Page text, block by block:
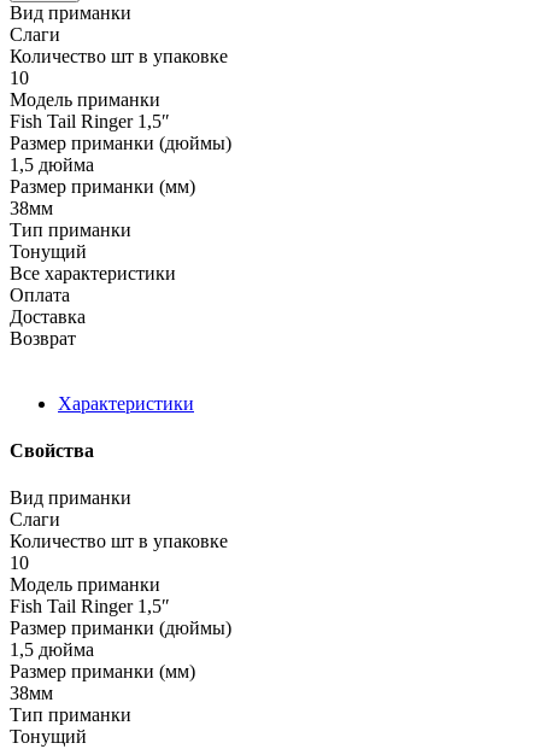
Вид приманки
Слаги
Количество шт в упаковке
10
Модель приманки
Fish Tail Ringer 1,5ʺ
Размер приманки (дюймы)
1,5 дюйма
Размер приманки (мм)
38мм
Тип приманки
Тонущий
Все характеристики
Оплата
Доставка
Возврат
Характеристики
Свойства
Вид приманки
Слаги
Количество шт в упаковке
10
Модель приманки
Fish Tail Ringer 1,5ʺ
Размер приманки (дюймы)
1,5 дюйма
Размер приманки (мм)
38мм
Тип приманки
Тонущий